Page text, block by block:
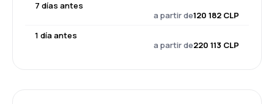
7 días antes
a partir de120 182 CLP
1 día antes
a partir de220 113 CLP